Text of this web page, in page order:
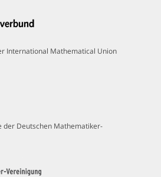
International Mathematical Union
der Deutschen Mathematiker-